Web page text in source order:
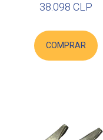
38.098 CLP
COMPRAR